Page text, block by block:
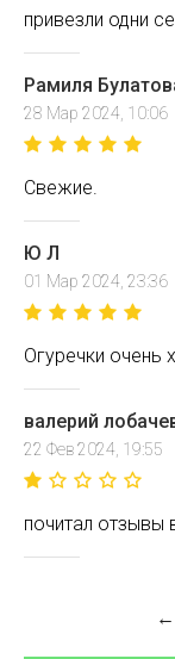
привезли одни
Рамиля
28 Мар 2024, 10:06
Свежие.
Ю Л
01 Мар 2024, 23:36
Огуречки очень
валерий
22 Фев 2024, 19:55
почитал отзывы